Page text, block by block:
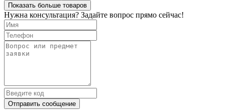
Показать больше товаров
Нужна консультация? Задайте вопрос прямо сейчас!
Отправить сообщение